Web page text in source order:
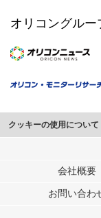
オリコングルー
クッキーの使用について
このサイトでは Cookie
行っています。
メディアや広告配信、
各パートナーは、この
会社概要
お問い合わ